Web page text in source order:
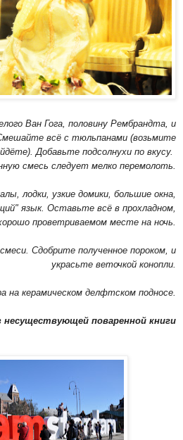
Ван Гога, половину Рембрандта, и
всё с тюльпанами (возьмите
Добавьте подсолнухи по вкусу.
смесь следует мелко перемолоть.
лодки, узкие домики, большие окна,
язык. Оставьте всё в прохладном,
проветриваемом месте на ночь.
Сдобрите полученное пороком, и
украсьте веточкой конопли.
на керамическом делфтском подносе.
несуществующей поваренной книги